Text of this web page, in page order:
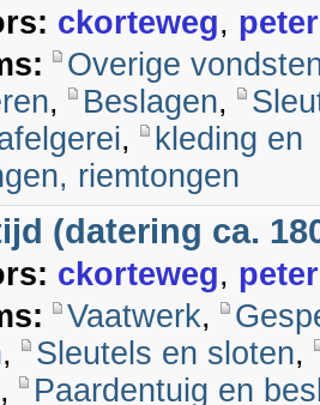
ckorteweg, peter
Overige
, Beslagen,
,
kleding en
riemtongen
(datering ca.
ckorteweg, peter
Vaatwerk,
, Sleutels en sloten,
, Paardentuig en